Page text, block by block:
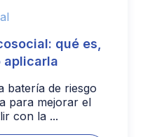
qué es,
aplicarla
batería de riesgo
para mejorar el
con la ...